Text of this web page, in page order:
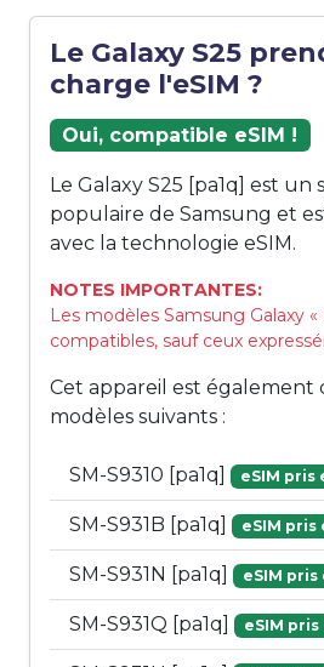
Le Galaxy S25
charge l'eSIM ?
Oui, compatible eSIM !
Le Galaxy S25 [pa1q] est
populaire de Samsung et
avec la technologie eSIM.
NOTES IMPORTANTES:
Les modèles Samsung Galaxy «
compatibles, sauf ceux
Cet appareil est également
modèles suivants :
SM-S9310 [pa1q] eSIM pris
SM-S931B [pa1q] eSIM pris
SM-S931N [pa1q] eSIM
SM-S931Q [pa1q] eSIM